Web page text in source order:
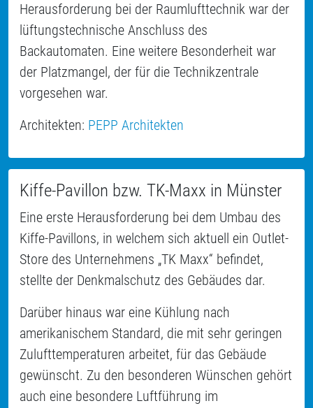
Herausforderung bei der Raumlufttechnik war der
lüftungstechnische Anschluss des
Backautomaten. Eine weitere Besonderheit war
der Platzmangel, der für die Technikzentrale
vorgesehen war.
Architekten: PEPP Architekten
Kiffe-Pavillon bzw. TK-Maxx in Münster
Eine erste Herausforderung bei dem Umbau des
Kiffe-Pavillons, in welchem sich aktuell ein Outlet-
Store des Unternehmens „TK Maxx“ befindet,
stellte der Denkmalschutz des Gebäudes dar.
Darüber hinaus war eine Kühlung nach
amerikanischem Standard, die mit sehr geringen
Zulufttemperaturen arbeitet, für das Gebäude
gewünscht. Zu den besonderen Wünschen gehört
auch eine besondere Luftführung im